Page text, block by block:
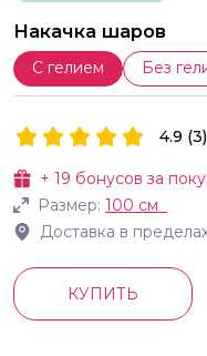
Накачка шаров
С гелием Без
+ 19 бонусов за
Размер: 100 см
Доставка в
4.9 (3)
КУПИТЬ